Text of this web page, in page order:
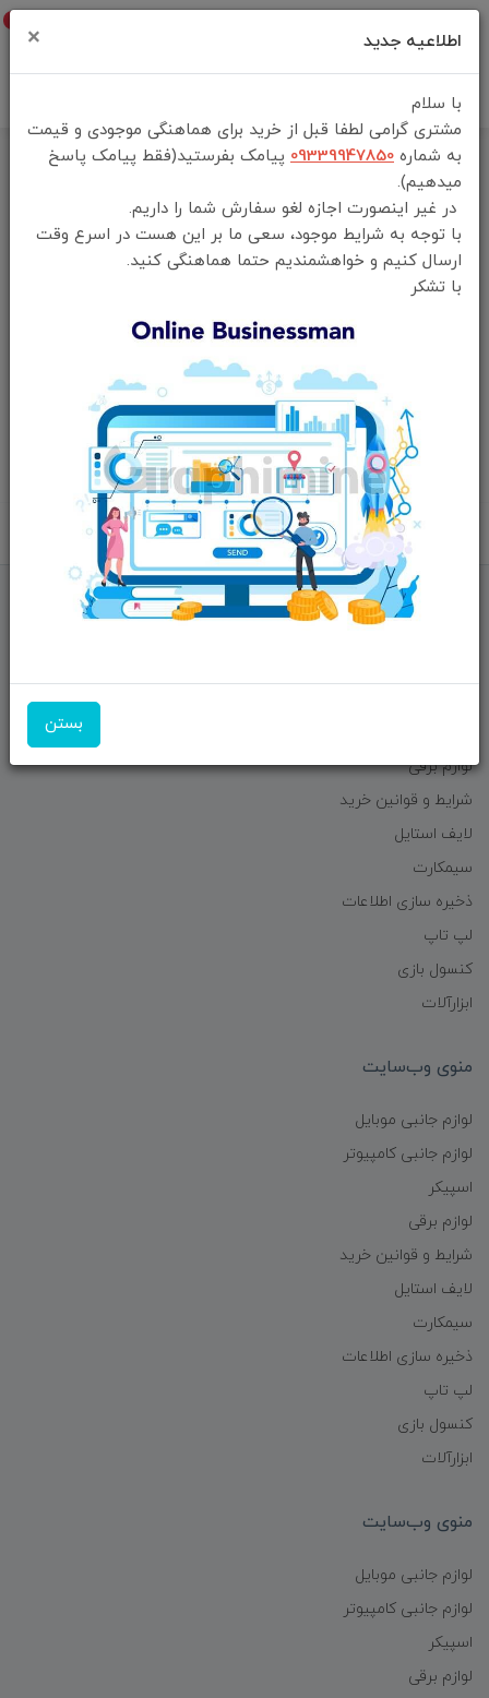
فقط محصولات موجود
ذخیره سازی اطلاعات فلش مموری
جدیدترین محبوب‌ترین گران‌ترین ارزان‌ترین
برگشت به بالا
منوی وب‌سایت
لوازم برقی
شرایط و قوانین خرید
لایف استایل
سیمکارت
ذخیره سازی اطلاعات
لپ تاپ
کنسول بازی
ابزارآلات
منوی وب‌سایت
لوازم جانبی موبایل
لوازم جانبی کامپیوتر
اسپیکر
لوازم برقی
شرایط و قوانین خرید
لایف استایل
سیمکارت
ذخیره سازی اطلاعات
لپ تاپ
کنسول بازی
ابزارآلات
منوی وب‌سایت
لوازم جانبی موبایل
لوازم جانبی کامپیوتر
اسپیکر
لوازم برقی
اطلاعیه جدید ×
با سلام
مشتری گرامی لطفا قبل از خرید برای هماهنگی موجودی و قیمت
به شماره 09339947850 پیامک بفرستید(فقط پیامک پاسخ
میدهیم).
در غیر اینصورت اجازه لغو سفارش شما را داریم.
با توجه به شرایط موجود، سعی ما بر این هست در اسرع وقت
ارسال کنیم و خواهشمندیم حتما هماهنگی کنید.
با تشکر
بستن